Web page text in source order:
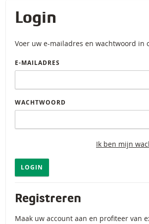
Login
Voer uw e-mailadres en wachtwoord in
E-MAILADRES
WACHTWOORD
Ik ben mijn
LOGIN
Registreren
Maak uw account aan en profiteer van